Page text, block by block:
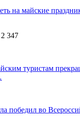
на майские
347
туристам
победил во